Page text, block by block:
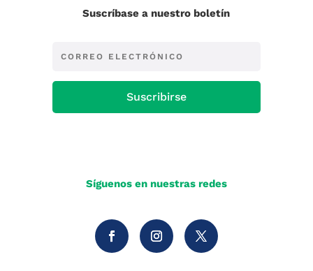
Suscríbase a nuestro boletín
Suscribirse
Síguenos en nuestras redes